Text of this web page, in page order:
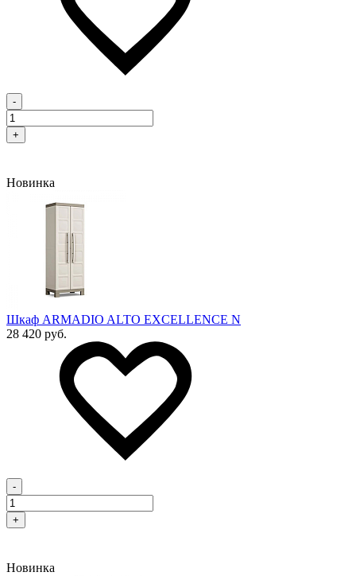
-
+
Новинка
Шкаф ARMADIO ALTO EXCELLENCE N
28 420 руб.
-
+
Новинка